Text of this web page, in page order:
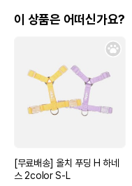
이 상품은 어떠신가요?
[무료배송] 올치 푸딩 H 하네
스 2color S-L